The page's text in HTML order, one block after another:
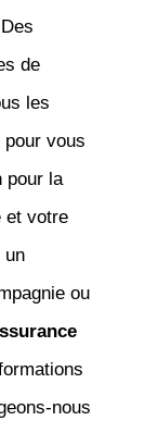
de
les
pour vous
pour la
et votre
un
ou
nous